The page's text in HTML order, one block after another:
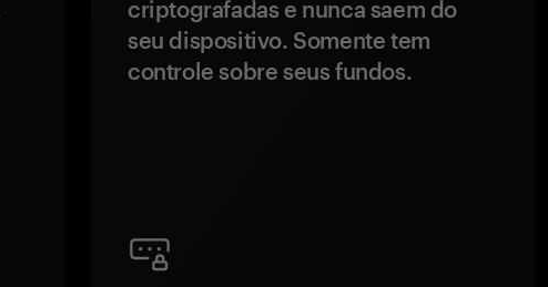
criptografadas e nunca saem do
seu dispositivo. Somente tem
controle sobre seus fundos.